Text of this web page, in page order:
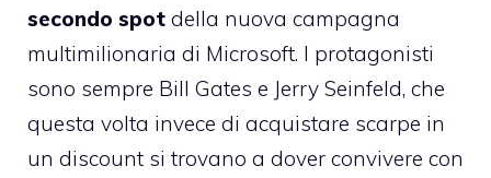
secondo spot della nuova campagna
multimilionaria di Microsoft. I protagonisti
sono sempre Bill Gates e Jerry Seinfeld, che
questa volta invece di acquistare scarpe in
un discount si trovano a dover convivere con